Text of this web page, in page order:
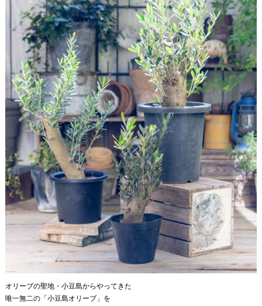
オリーブの聖地・小豆島からやってきた
唯一無二の「小豆島オリーブ」を